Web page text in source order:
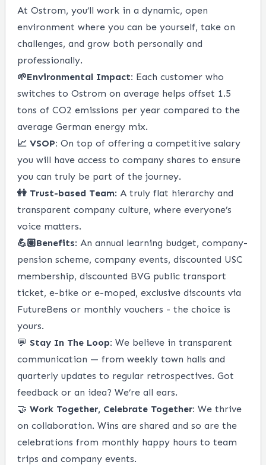
At Ostrom, you’ll work in a dynamic, open
environment where you can be yourself, take on
challenges, and grow both personally and
professionally.
🌱Environmental Impact: Each customer who
switches to Ostrom on average helps offset 1.5
tons of CO2 emissions per year compared to the
average German energy mix.
📈 VSOP: On top of offering a competitive salary
you will have access to company shares to ensure
you can truly be part of the journey.
👭 Trust-based Team: A truly flat hierarchy and
transparent company culture, where everyone’s
voice matters.
💪🏽Benefits: An annual learning budget, company-
pension scheme, company events, discounted USC
membership, discounted BVG public transport
ticket, e-bike or e-moped, exclusive discounts via
FutureBens or monthly vouchers - the choice is
yours.
💬 Stay In The Loop: We believe in transparent
communication — from weekly town halls and
quarterly updates to regular retrospectives. Got
feedback or an idea? We’re all ears.
🤝 Work Together, Celebrate Together: We thrive
on collaboration. Wins are shared and so are the
celebrations from monthly happy hours to team
trips and company events.